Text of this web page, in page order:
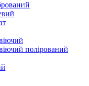
полірований